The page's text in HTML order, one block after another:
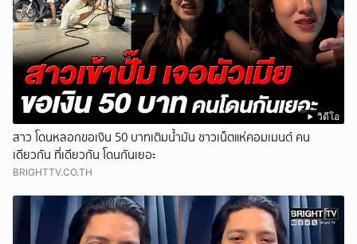
วิดีโอ
สาว โดนหลอกขอเงิน 50 บาทเติมน้ำมัน ชาวเน็ตแห่คอมเมนต์ คน
เดียวกัน ที่เดียวกัน โดนกันเยอะ
BRIGHTTV.CO.TH